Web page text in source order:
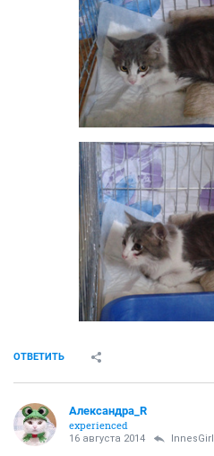
ОТВЕТИТЬ
Александра_R
experienced
16 августа 2014 InnesGirl